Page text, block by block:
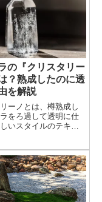
の『クリスタリー
？熟成したのに透
を解説
ーノとは、樽熟成し
をろ過して透明に仕
いスタイルのテキー
という特徴を持つ。
リスタリーノの製法
由、味わいの特徴に
りやすく解説する。